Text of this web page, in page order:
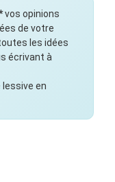
vos opinions
de votre
les idées
écrivant à
en